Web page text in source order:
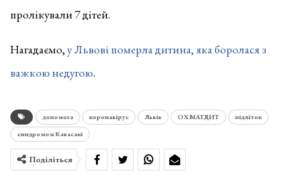
пролікували 7 дітей.
Нагадаємо,у Львові померла дитина, яка боролася з
важкою недугою.
допомога коронавірус Львів ОХМАТДИТ
підліток
синдромом Кавасакі
Поділіться